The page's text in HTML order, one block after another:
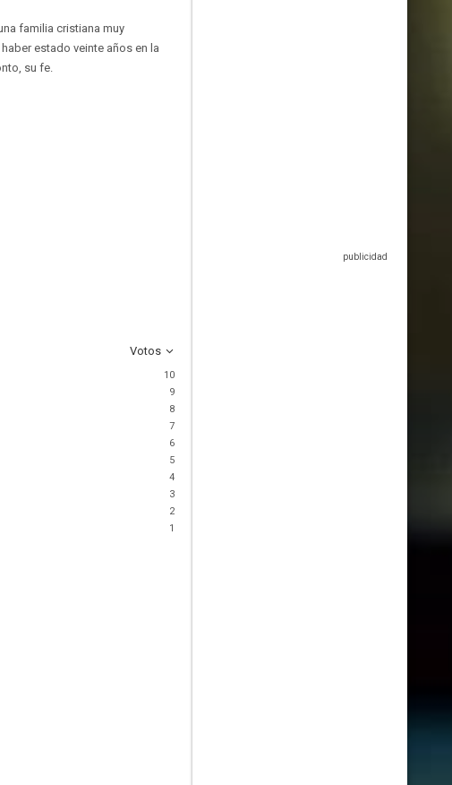
familia cristiana muy
estado veinte años en la
su fe.
Votos
10
9
8
7
6
5
4
3
2
1